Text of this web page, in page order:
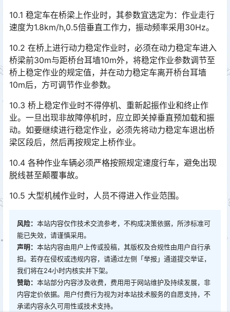
10.1 稳定车在桥梁上作业时，其参数宜选定为：作业走行
速度为1.8km/h,0.5倍垂直工作力，振动频率采用30Hz。
10.2 在桥上进行动力稳定作业时，必须在动力稳定车进入
桥梁前30m与距桥台耳墙10m外，将稳定作业参数调节至
桥上稳定作业的规定值，并在动力稳定车离开桥台耳墙
10m后，方可调节作业参数。󠅅󠅃󠄵󠅂󠄪󠇖󠆨󠆨󠇕󠆞󠆒󠅬󠇘󠆭󠆘󠇙󠆝󠅵󠇗󠆭󠆁󠄐󠇗󠅹󠅸󠇖󠆍󠅳󠇖󠅹󠅰󠇖󠆌󠅹
10.3 桥上稳定作业时不得停机、重新起振作业和终止作
业。一旦出现非故障停机时，应立即关掉垂直预加载和振
动。如要继续进行稳定作业，必须先将动力稳定车退出桥
梁区段后，然后再按规定上桥作业。󠅅󠅃󠄵󠅂󠄪󠇖󠆨󠆨󠇕󠆞󠆒󠅬󠇘󠆭󠆘󠇙󠆝󠅵󠇗󠆭󠆁󠄐󠇗󠅹󠅸󠇖󠆍󠅳󠇖󠅹󠅰󠇖󠆌󠅹
10.4 各种作业车辆必须严格按照规定速度行车，避免出现
脱线甚至颠覆事故。
10.5 大型机械作业时，人员不得进入作业范围。
风险： 本站内容仅作技术交流参考，不构成决策依据，所涉标准可
能已失效，请谨慎采用。
声明： 本站内容由用户上传或投稿，其版权及合规性由用户自行承
担。若存在侵权或违规内容，请通过左侧「举报」通道提交举证，
我们将在24小时内核实并下架。
赞助： 本站部分内容涉及收费，费用用于网站维护及持续发展，非
内容定价依据。用户付费行为视为对本站技术服务的自愿支持，不
承诺内容永久可用性或技术支持。